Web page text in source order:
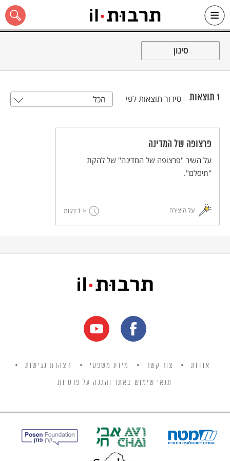
Skip
כל האתר
סינון
1 תוצאות סידור תוצאות לפי הכל
פרצופה של המדינה
על השיר "פרצופה של המדינה" של להקת
"תיסלם".
על היצירה < 1 דקות
אודות צור קשר מידע משפטי הצהרת נגישות
תנאי שימוש באתר והגנה על פרטיות